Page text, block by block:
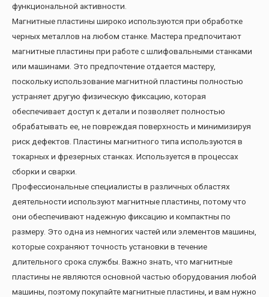
функциональной активности.
Магнитные пластины широко используются при обработке
черных металлов на любом станке. Мастера предпочитают
магнитные пластины при работе с шлифовальными станками
или машинами. Это предпочтение отдается мастеру,
поскольку использование магнитной пластины полностью
устраняет другую физическую фиксацию, которая
обеспечивает доступ к детали и позволяет полностью
обрабатывать ее, не повреждая поверхность и минимизируя
риск дефектов. Пластины магнитного типа используются в
токарных и фрезерных станках. Используется в процессах
сборки и сварки.
Профессиональные специалисты в различных областях
деятельности используют магнитные пластины, потому что
они обеспечивают надежную фиксацию и компактны по
размеру. Это одна из немногих частей или элементов машины,
которые сохраняют точность установки в течение
длительного срока службы. Важно знать, что магнитные
пластины не являются основной частью оборудования любой
машины, поэтому покупайте магнитные пластины, и вам нужно